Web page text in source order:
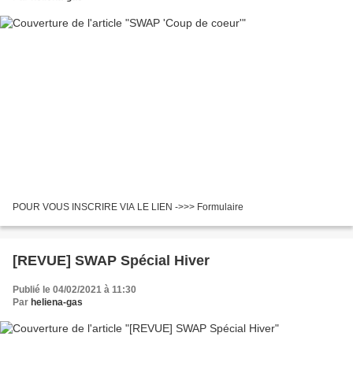
POUR VOUS INSCRIRE VIA LE LIEN ->>> Formulaire
[REVUE] SWAP Spécial Hiver
Publié le 04/02/2021 à 11:30
Par heliena-gas